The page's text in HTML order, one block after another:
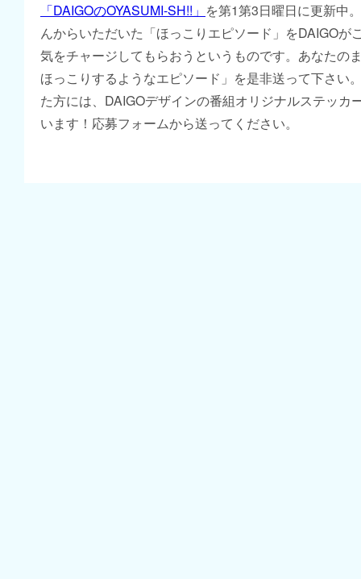
「DAIGOのOYASUMI-SH!!」 を第1第3日曜日に更新中
んからいただいた「ほっこりエピソード」をDAIGOが
気をチャージしてもらおうというものです。あなたの
ほっこりするようなエピソード」を是非送って下さい
た方には、DAIGOデザインの番組オリジナルステッカ
います！応募フォームから送ってください。